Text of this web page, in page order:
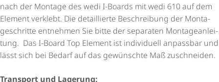
nach der Montage des wedi I-Boards mit wedi 610 auf dem
Element verklebt. Die detaillierte Beschreibung der Monta­
ge­schritte entnehmen Sie bitte der separaten Monta­ge­an­lei­
tung. Das I-Board Top Element ist individuell anpassbar und
lässt sich bei Bedarf auf das gewünschte Maß zuschneiden.
Transport und Lagerung: